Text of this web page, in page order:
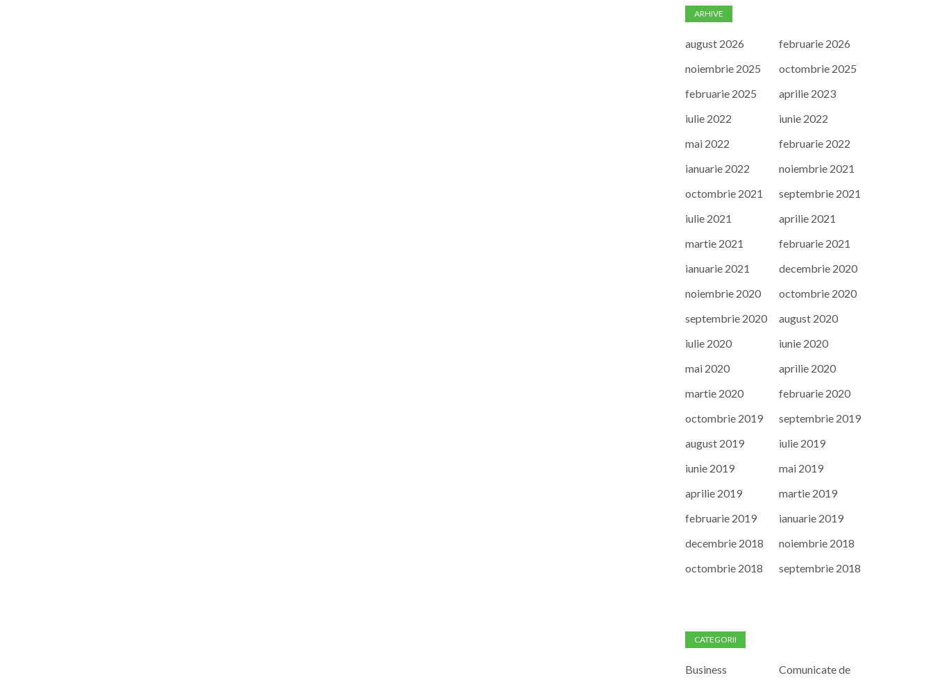
ARHIVE
august 2026
februarie 2026
noiembrie 2025
octombrie 2025
februarie 2025
aprilie 2023
iulie 2022
iunie 2022
mai 2022
februarie 2022
ianuarie 2022
noiembrie 2021
octombrie 2021
septembrie 2021
iulie 2021
aprilie 2021
martie 2021
februarie 2021
ianuarie 2021
decembrie 2020
noiembrie 2020
octombrie 2020
septembrie 2020
august 2020
iulie 2020
iunie 2020
mai 2020
aprilie 2020
martie 2020
februarie 2020
octombrie 2019
septembrie 2019
august 2019
iulie 2019
iunie 2019
mai 2019
aprilie 2019
martie 2019
februarie 2019
ianuarie 2019
decembrie 2018
noiembrie 2018
octombrie 2018
septembrie 2018
CATEGORII
Business
Comunicate de